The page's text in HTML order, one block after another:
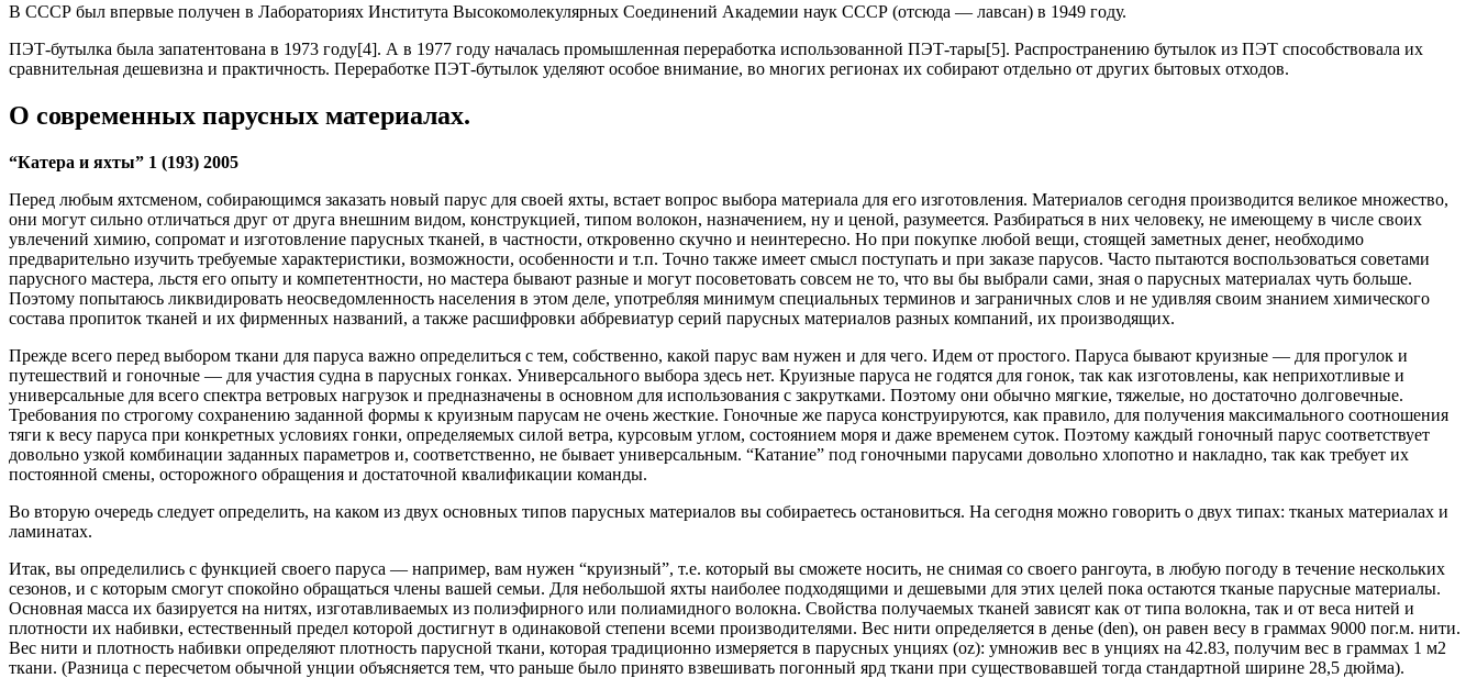
В СССР был впервые получен в Лабораториях Института Высокомолекулярных Соединений Академии наук СССР (отсюда — лавсан) в 1949 году.
ПЭТ-бутылка была запатентована в 1973 году[4]. А в 1977 году началась промышленная переработка использованной ПЭТ-тары[5]. Распространению бутылок из ПЭТ способствовала их
сравнительная дешевизна и практичность. Переработке ПЭТ-бутылок уделяют особое внимание, во многих регионах их собирают отдельно от других бытовых отходов.
О современных парусных материалах.
“Катера и яхты” 1 (193) 2005
Перед любым яхтсменом, собирающимся заказать новый парус для своей яхты, встает вопрос выбора материала для его изготовления. Материалов сегодня производится великое множество,
они могут сильно отличаться друг от друга внешним видом, конструкцией, типом волокон, назначением, ну и ценой, разумеется. Разбираться в них человеку, не имеющему в числе своих
увлечений химию, сопромат и изготовление парусных тканей, в частности, откровенно скучно и неинтересно. Но при покупке любой вещи, стоящей заметных денег, необходимо
предварительно изучить требуемые характеристики, возможности, особенности и т.п. Точно также имеет смысл поступать и при заказе парусов. Часто пытаются воспользоваться советами
парусного мастера, льстя его опыту и компетентности, но мастера бывают разные и могут посоветовать совсем не то, что вы бы выбрали сами, зная о парусных материалах чуть больше.
Поэтому попытаюсь ликвидировать неосведомленность населения в этом деле, употребляя минимум специальных терминов и заграничных слов и не удивляя своим знанием химического
состава пропиток тканей и их фирменных названий, а также расшифровки аббревиатур серий парусных материалов разных компаний, их производящих.
Прежде всего перед выбором ткани для паруса важно определиться с тем, собственно, какой парус вам нужен и для чего. Идем от простого. Паруса бывают круизные — для прогулок и
путешествий и гоночные — для участия судна в парусных гонках. Универсального выбора здесь нет. Круизные паруса не годятся для гонок, так как изготовлены, как неприхотливые и
универсальные для всего спектра ветровых нагрузок и предназначены в основном для использования с закрутками. Поэтому они обычно мягкие, тяжелые, но достаточно долговечные.
Требования по строгому сохранению заданной формы к круизным парусам не очень жесткие. Гоночные же паруса конструируются, как правило, для получения максимального соотношения
тяги к весу паруса при конкретных условиях гонки, определяемых силой ветра, курсовым углом, состоянием моря и даже временем суток. Поэтому каждый гоночный парус соответствует
довольно узкой комбинации заданных параметров и, соответственно, не бывает универсальным. “Катание” под гоночными парусами довольно хлопотно и накладно, так как требует их
постоянной смены, осторожного обращения и достаточной квалификации команды.
Во вторую очередь следует определить, на каком из двух основных типов парусных материалов вы собираетесь остановиться. На сегодня можно говорить о двух типах: тканых материалах и
ламинатах.
Итак, вы определились с функцией своего паруса — например, вам нужен “круизный”, т.е. который вы сможете носить, не снимая со своего рангоута, в любую погоду в течение нескольких
сезонов, и с которым смогут спокойно обращаться члены вашей семьи. Для небольшой яхты наиболее подходящими и дешевыми для этих целей пока остаются тканые парусные материалы.
Основная масса их базируется на нитях, изготавливаемых из полиэфирного или полиамидного волокна. Свойства получаемых тканей зависят как от типа волокна, так и от веса нитей и
плотности их набивки, естественный предел которой достигнут в одинаковой степени всеми производителями. Вес нити определяется в денье (den), он равен весу в граммах 9000 пог.м. нити.
Вес нити и плотность набивки определяют плотность парусной ткани, которая традиционно измеряется в парусных унциях (oz): умножив вес в унциях на 42.83, получим вес в граммах 1 м2
ткани. (Разница с пересчетом обычной унции объясняется тем, что раньше было принято взвешивать погонный ярд ткани при существовавшей тогда стандартной ширине 28,5 дюйма).